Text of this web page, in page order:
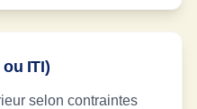
ITI)
selon contraintes